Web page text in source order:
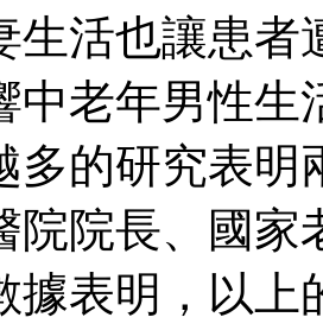
生活也讓患
中老年男性生
多的研究表
院院長、國家
據表明，以上